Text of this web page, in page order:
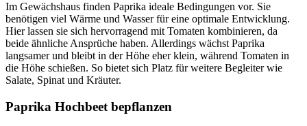
Im Gewächshaus finden Paprika ideale Bedingungen vor. Sie
benötigen viel Wärme und Wasser für eine optimale Entwicklung.
Hier lassen sie sich hervorragend mit Tomaten kombinieren, da
beide ähnliche Ansprüche haben. Allerdings wächst Paprika
langsamer und bleibt in der Höhe eher klein, während Tomaten in
die Höhe schießen. So bietet sich Platz für weitere Begleiter wie
Salate, Spinat und Kräuter.
Paprika Hochbeet bepflanzen